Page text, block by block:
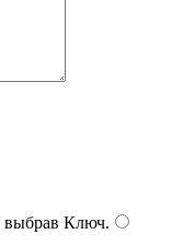
выбрав Ключ.